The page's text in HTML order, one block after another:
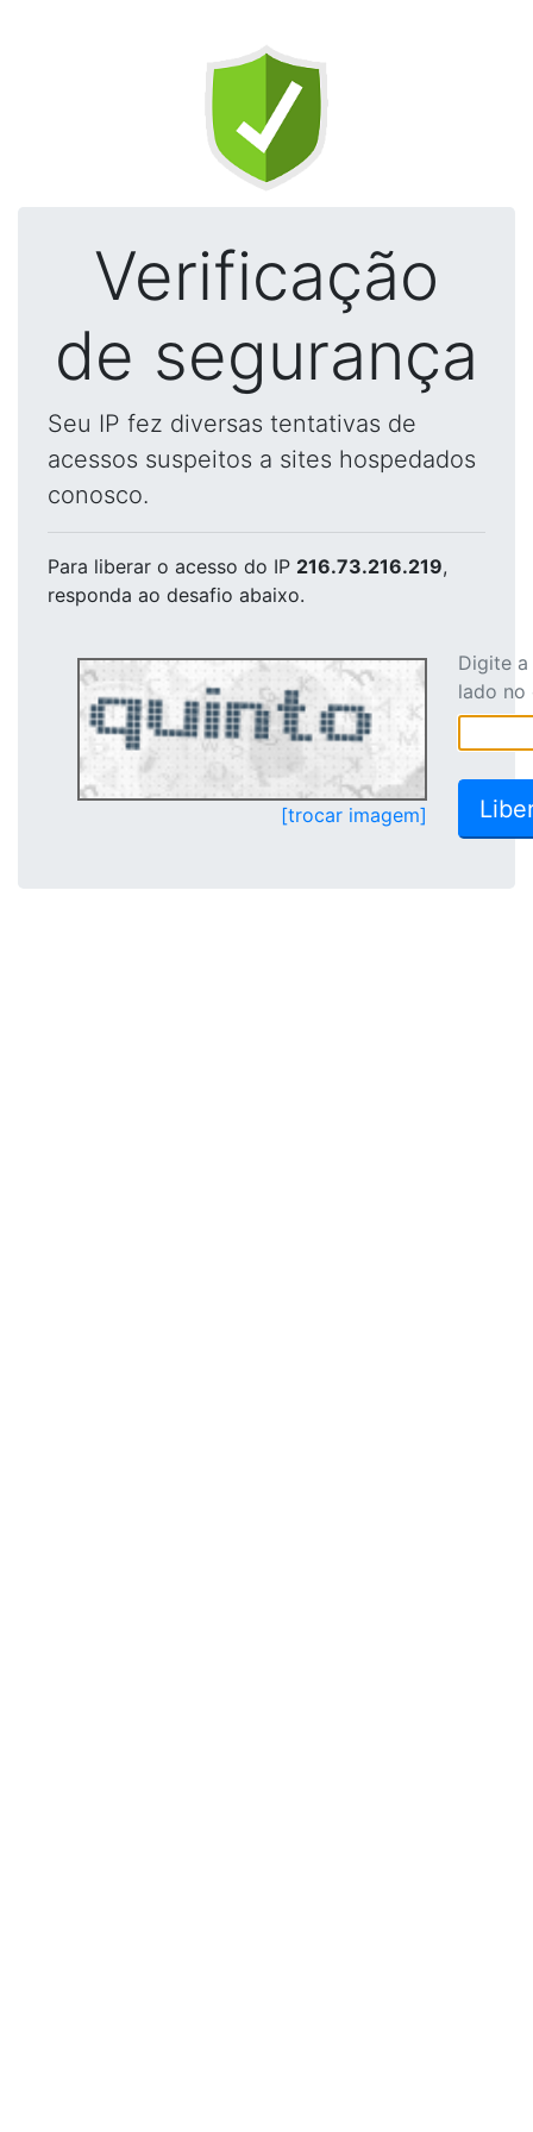
Verificação
de segurança
Seu IP fez diversas tentativas de
acessos suspeitos a sites hospedados
conosco.
Para liberar o acesso do IP 216.73.216.219,
responda ao desafio abaixo.
[trocar imagem]
Digite
lado no